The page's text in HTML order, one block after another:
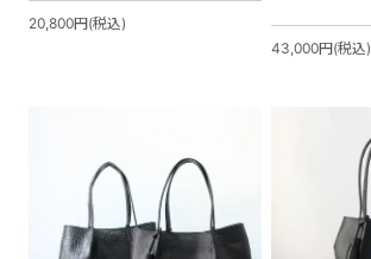
20,800円(税込)
43,000円(税込)